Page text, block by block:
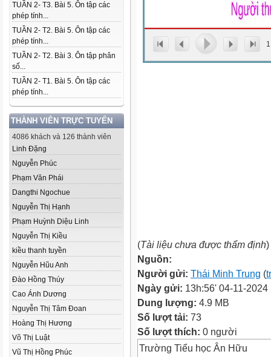
TUẦN 2- T3. Bài 5. Ôn tập các
phép tính...
TUẦN 2- T2. Bài 5. Ôn tập các
phép tính...
TUẦN 2- T2. Bài 3. Ôn tập phân
số...
TUẦN 2- T1. Bài 5. Ôn tập các
phép tính...
THÀNH VIÊN TRỰC TUYẾN
4086 khách và 126 thành viên
Linh Đặng
Nguyễn Phúc
Phạm Văn Phái
Dangthi Ngochue
Nguyễn Thị Hạnh
Phạm Huỳnh Diệu Linh
Nguyễn Thị Kiều
kiều thanh tuyền
Nguyễn Hũu Anh
Đào Hồng Thúy
Cao Ánh Dương
Nguyễn Thị Tâm Đoan
Hoàng Thị Hương
Võ Thị Luật
Vũ Thị Hồng Phúc
1
(Tài liệu chưa được thẩm định)
Nguồn:
Người gửi: Thái Minh Trung (
Ngày gửi: 13h:56' 04-11-2024
Dung lượng: 4.9 MB
Số lượt tải: 73
Số lượt thích: 0 người
Trường Tiểu học Ân Hữu